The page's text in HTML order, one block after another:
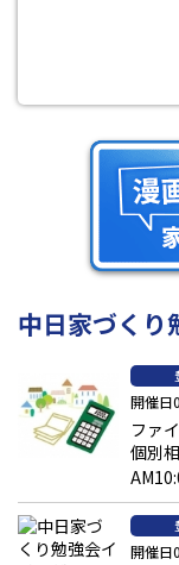
中日家づくり
開催日
ファ
個別
開催日